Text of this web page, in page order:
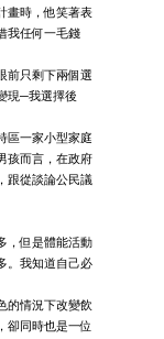
畫時，他笑著表
我任何一毛錢
前只剩下兩個選
現─我選擇後
區一家小型家庭
孩而言，在政府
跟從談論公民議
，但是體能活動
。我知道自己必
的情況下改變飲
卻同時也是一位